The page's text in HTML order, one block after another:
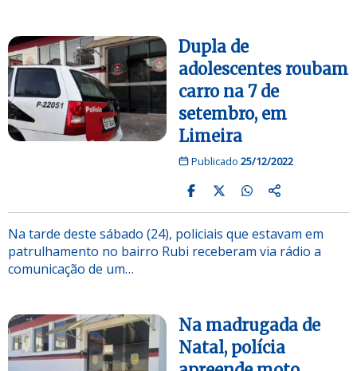
Dupla de
adolescentes roubam
carro na 7 de
setembro, em
Limeira
Publicado 25/12/2022
Na tarde deste sábado (24), policiais que estavam em
patrulhamento no bairro Rubi receberam via rádio a
comunicação de um…
Na madrugada de
Natal, polícia